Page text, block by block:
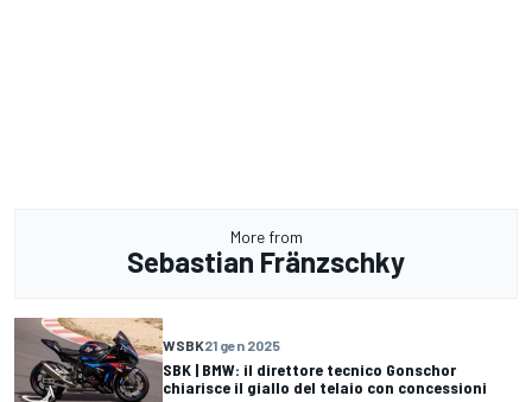
More from
Sebastian Fränzschky
WSBK21 gen 2025
SBK | BMW: il direttore tecnico Gonschor
chiarisce il giallo del telaio con concessioni